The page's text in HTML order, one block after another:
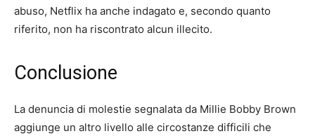
abuso, Netflix ha anche indagato e, secondo quanto
riferito, non ha riscontrato alcun illecito.
Conclusione
La denuncia di molestie segnalata da Millie Bobby Brown
aggiunge un altro livello alle circostanze difficili che